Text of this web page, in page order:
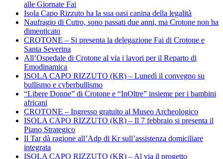
alle Giornate Fai
Isola Capo Rizzuto ha la sua oasi canina della legalità
Naufragio di Cutro, sono passati due anni, ma Crotone non ha
dimenticato
CROTONE – Si presenta la delegazione Fai di Crotone e
Santa Severina
All’Ospedale di Crotone al via i lavori per il Reparto di
Emodinamica
ISOLA CAPO RIZZUTO (KR) – Lunedì il convegno su
bullismo e cyberbullismo
“Libere Donne” di Crotone e “InOltre” insieme per i bambini
africani
CROTONE – Ingresso gratuito al Museo Archeologico
ISOLA CAPO RIZZUTO (KR) – Il 7 febbraio si presenta il
Piano Strategico
Il Tar dà ragione all’Adp di Kr sull’assistenza domiciliare
integrata
ISOLA CAPO RIZZUTO (KR) – Al via il progetto